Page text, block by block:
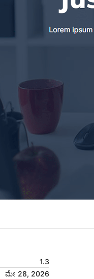
1.3
ಮೇ 28, 2026